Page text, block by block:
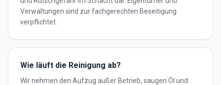
Verwaltungen sind zur fachgerechten Beseitigung
verpflichtet.
Wie läuft die Reinigung ab?
Wir nehmen den Aufzug außer Betrieb, saugen Öl und